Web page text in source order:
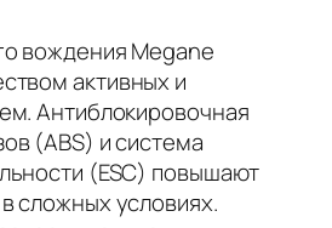
вождения Megane
активных и
Антиблокировочная
(ABS) и система
(ESC) повышают
сложных условиях.